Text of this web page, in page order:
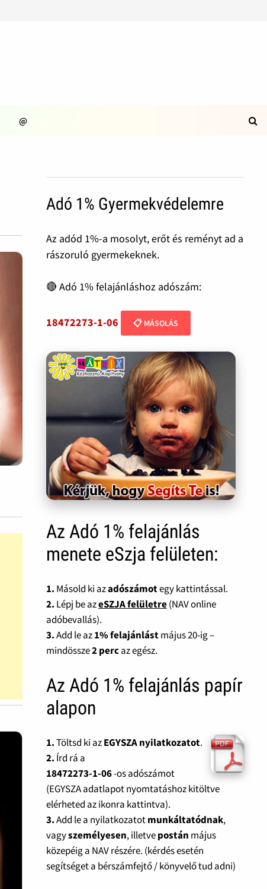
@
Adó 1% Gyermekvédelemre
Az adód 1%-a mosolyt, erőt és reményt ad a
rászoruló gyermekeknek.
🔴 Adó 1% felajánláshoz adószám:
18472273-1-06 📋 MÁSOLÁS
Az Adó 1% felajánlás
menete eSzja felületen:
1. Másold ki azadószámotegy kattintással.
2. Lépj be azeSZJA felületre(NAV online
adóbevallás).
3.Add le az1% felajánlástmájus 20-ig –
mindössze2 percaz egész.
Az Adó 1% felajánlás papír
alapon
1.Töltsd ki azEGYSZA nyilatkozatot.
2. Írd rá a
18472273-1-06-os adószámot
(EGYSZA adatlapot nyomtatáshoz kitöltve
elérheted az ikonra kattintva).
3.Add le a nyilatkozatotmunkáltatódnak,
vagyszemélyesen, illetvepostán május
közepéig a NAV részére. (kérdés esetén
segítséget a bérszámfejtő / könyvelő tud adni)